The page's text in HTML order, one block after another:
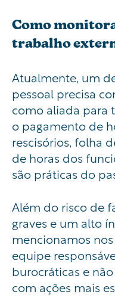
Como
trabalho
Atualmente, um
pessoal precisa
como aliada para
o pagamento de
rescisórios, folha
de horas dos
são práticas do
Além do risco de
graves e um alto
mencionamos
equipe
burocráticas e
com ações mais